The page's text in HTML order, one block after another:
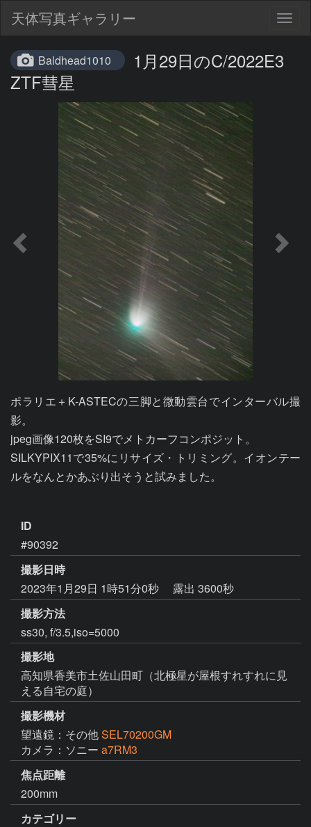
天体写真ギャラリー
Baldhead1010
1月29日のC/2022E3
ZTF彗星
ポラリエ＋K-ASTECの三脚と微動雲台でインターバル撮
影。
jpeg画像120枚をSI9でメトカーフコンポジット。
SILKYPIX11で35%にリサイズ・トリミング。イオンテー
ルをなんとかあぶり出そうと試みました。
ID
#90392
撮影日時
2023年1月29日 1時51分0秒
露出 3600秒
撮影方法
ss30, f/3.5,iso=5000
撮影地
高知県香美市土佐山田町（北極星が屋根すれすれに見
える自宅の庭）
撮影機材
望遠鏡：その他SEL70200GM
カメラ：ソニー a7RM3
焦点距離
200mm
カテゴリー